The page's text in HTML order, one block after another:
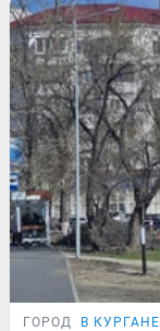
ГОРОД В КУРГАНЕ